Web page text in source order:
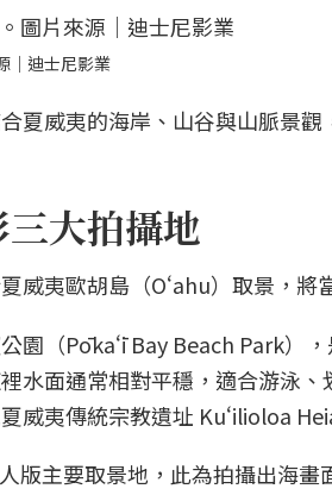
｜迪士尼影業
夏威夷的海岸、山谷與山脈景
大拍攝地
威夷歐胡島（Oʻahu）取景，將
園（Pōkaʻī Bay Beach Park）
水面通常相對平穩，適合游泳
威夷傳統宗教遺址 Kuʻilioloa